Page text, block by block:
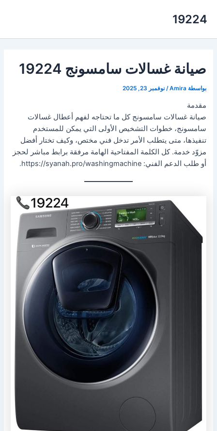
19224
صيانة غسالات سامسونج 19224
بواسطة Amira
/نوفمبر 23, 2025
مقدمة
صيانة غسالات سامسونج كل ما تحتاجه لفهم أعطال غسالات
سامسونج، خطوات التشخيص الأولى التي يمكن للمستخدم
تنفيذها، متى يتطلب الأمر تدخل فني مختص، وكيف تختار أفضل
مزوّد خدمة. كل الكلمة المفتاحية الهامة مرفقة برابط مباشر لحجز
أو طلب الدعم الفني: https://syanah.pro/washingmachine
.